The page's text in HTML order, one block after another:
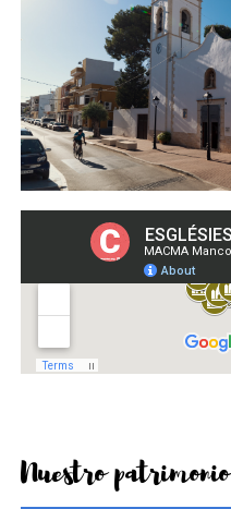
Nuestro patrimonio